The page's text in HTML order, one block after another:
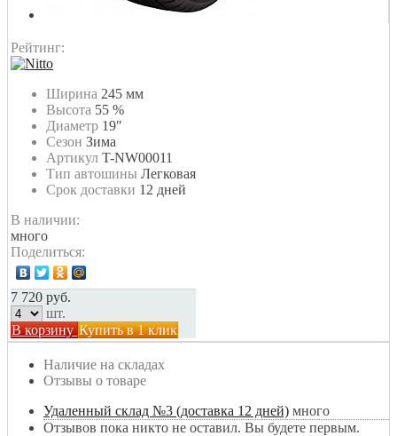
Рейтинг:
Ширина 245 мм
Высота 55 %
Диаметр 19″
Сезон Зима
Артикул T-NW00011
Тип автошины Легковая
Срок доставки 12 дней
В наличии:
много
Поделиться:
7 720 руб.
шт.
В корзину Купить в 1 клик
Наличие на складах
Отзывы о товаре
Удаленный склад №3 (доставка 12 дней) много
Отзывов пока никто не оставил. Вы будете первым.